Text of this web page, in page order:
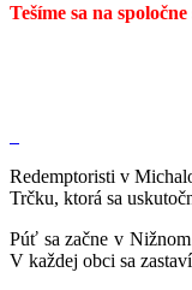
Tešíme sa na
Redemptoristi v
Trčku, ktorá sa
Púť sa začne v
V každej obci sa